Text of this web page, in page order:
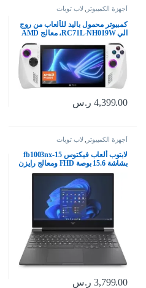
أجهزة الكمبيوتر , لاب توبات
كمبيوتر محمول باليد للألعاب من روج
الي RC71L-NH019W، معالج AMD
رايزن Z1 جيجابايت 16 512 SSD هارد،
AMD راديون، ويندوز 11 هوم، 7 بوصة
120 هرتز/7 مللي ثانية، زجاج غوريلا
DXC، شاشة تعمل باللمس، من
اسس
4,399.00 ر.س
أجهزة الكمبيوتر لاب توبات
لابتوب ألعاب فيكتوس 15-fb1003nx
بشاشة 15.6 بوصة FHD ومعالج رايزن
AMD 5 7535HS وانفيديا جيفورس
جيجابايت وويندوز 11 هوم، لون ميكا
3,799.00 ر.س